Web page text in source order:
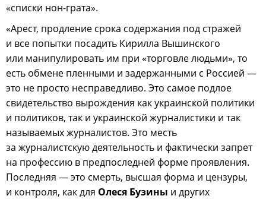
«списки нон-грата».
«Арест, продление срока содержания под стражей
и все попытки посадить Кирилла Вышинского
или манипулировать им при «торговле людьми», то
есть обмене пленными и задержанными с Россией —
это не просто несправедливо. Это самое подлое
свидетельство вырождения как украинской политики
и политиков, так и украинской журналистики и так
называемых журналистов. Это месть
за журналистскую деятельность и фактически запрет
на профессию в предпоследней форме проявления.
Последняя — это смерть, высшая форма и цензуры,
и контроля, как для Олеся Бузины и других